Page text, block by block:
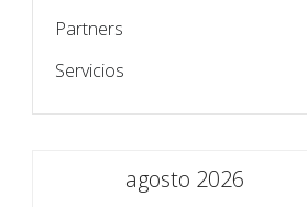
Partners
Servicios
agosto 2026